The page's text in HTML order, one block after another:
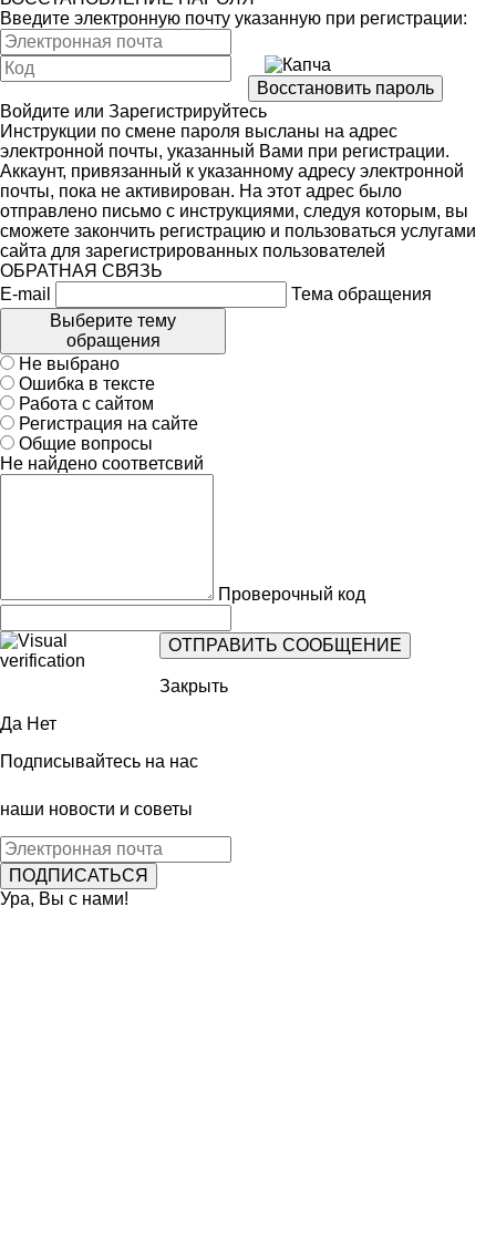
Введите электронную почту указанную при регистрации:
Войдите или Зарегистрируйтесь
Инструкции по смене пароля высланы на адрес
электронной почты, указанный Вами при регистрации.
Аккаунт, привязанный к указанному адресу электронной
почты, пока не активирован. На этот адрес было
отправлено письмо с инструкциями, следуя которым, вы
сможете закончить регистрацию и пользоваться услугами
сайта для зарегистрированных пользователей
ОБРАТНАЯ СВЯЗЬ
E-mail
Тема обращения
Выберите тему
обращения
Не выбрано
Ошибка в тексте
Работа с сайтом
Регистрация на сайте
Общие вопросы
Не найдено соответсвий
Проверочный код
Закрыть
Да Нет
Подписывайтесь на нас
наши новости и советы
Ура, Вы с нами!